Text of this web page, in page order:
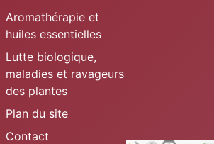
Aromathérapie et
huiles essentielles
Lutte biologique,
maladies et ravageurs
des plantes
Plan du site
Contact